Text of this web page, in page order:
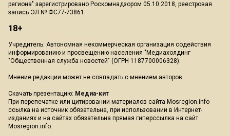
региона" зарегистрировано Роскомнадзором 05.10.2018, реестровая
запись ЭЛ № ФС77-73861.
18+
Учредитель: Автономная некоммерческая организация содействия
информированию и просвещению населения "Медиахолдинг
"Общественная служба новостей" (ОГРН 1187700006328).
Мнение редакции может не совпадать с мнением авторов.
Скачать презентацию: Медиа-кит
При перепечатке или цитировании материалов сайта Mosregion.info
ссылка на источник обязательна, при использовании в Интернет-
изданиях и на сайтах обязательна прямая гиперссылка на сайт
Mosregion.info.